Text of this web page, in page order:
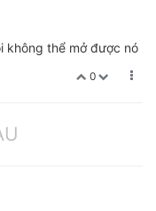
không thể mở được nó
0